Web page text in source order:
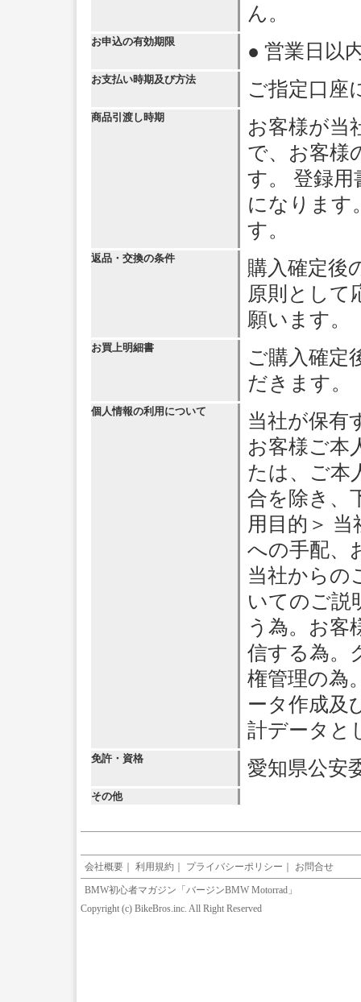
ん。
お申込の有効期限 ● 営業日以
お支払い時期及び方法 ご指定口座
商品引渡し時期
お客様が当
で、お客様
す。 登録用
になります
す。
返品・交換の条件
購入確定後
原則として
願います。
お買上明細書
ご購入確定
だきます。
個人情報の利用について
当社が保有
お客様ご本
たは、ご本
合を除き、
用目的＞
への手配、
当社からの
いてのご説
う為。お客
信する為。
権管理の為
ータ作成及
計データと
免許・資格 愛知県公安
その他
会社概要 利用規約 プライバシーポリシー お問合せ
BMW初心者マガジン「バージンBMW Motorrad」
Copyright (c) BikeBros.inc. All Right Reserved